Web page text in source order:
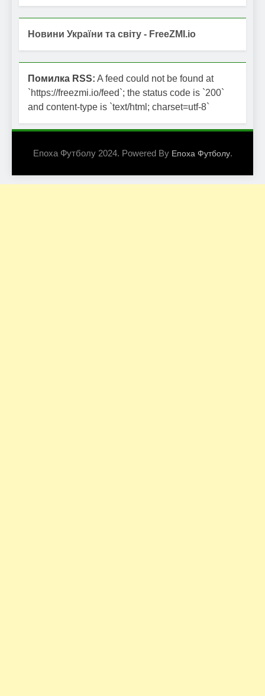
Новини України та світу - FreeZMI.io
Помилка RSS: A feed could not be found at
`https://freezmi.io/feed`; the status code is `200`
and content-type is `text/html; charset=utf-8`
Епоха Футболу 2024. Powered By Епоха Футболу.